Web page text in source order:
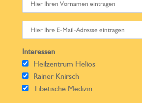
Interessen
Heilzentrum Helios
Rainer Knirsch
Tibetische Medizin